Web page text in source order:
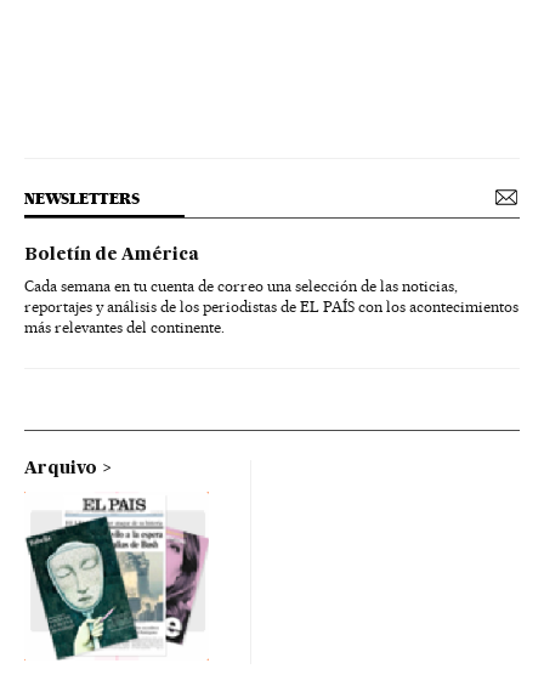
NEWSLETTERS
Boletín de América
Cada semana en tu cuenta de correo una selección de las noticias,
reportajes y análisis de los periodistas de EL PAÍS con los acontecimientos
más relevantes del continente.
Arquivo